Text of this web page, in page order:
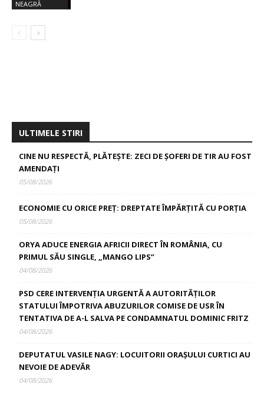
NEAGRĂ
ULTIMELE STIRI
CINE NU RESPECTĂ, PLĂTEȘTE: ZECI DE ȘOFERI DE TIR AU FOST
AMENDAȚI
05/08/2026
ECONOMIE CU ORICE PREȚ: DREPTATE ÎMPĂRȚITĂ CU PORȚIA
05/08/2026
ORYA ADUCE ENERGIA AFRICII DIRECT ÎN ROMÂNIA, CU
PRIMUL SĂU SINGLE, „MANGO LIPS”
04/08/2026
PSD CERE INTERVENȚIA URGENTĂ A AUTORITĂȚILOR
STATULUI ÎMPOTRIVA ABUZURILOR COMISE DE USR ÎN
TENTATIVA DE A-L SALVA PE CONDAMNATUL DOMINIC FRITZ
04/08/2026
DEPUTATUL VASILE NAGY: LOCUITORII ORAȘULUI CURTICI AU
NEVOIE DE ADEVĂR
04/08/2026